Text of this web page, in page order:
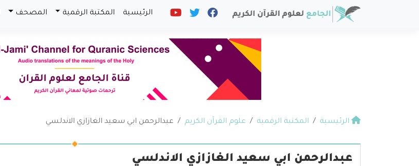
الرئيسية المكتبة الرقمية المصحف
الرئيسية المكتبة الرقمية علوم القرآن الكريم عبدالرحمن ابي سعيد الغازازي الاندلسي
عبدالرحمن ابي سعيد الغازازي الاندلسي